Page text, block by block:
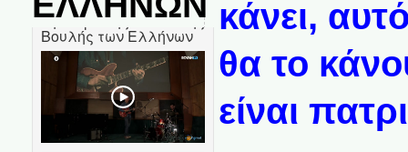
κάνει,
θα το
είναι